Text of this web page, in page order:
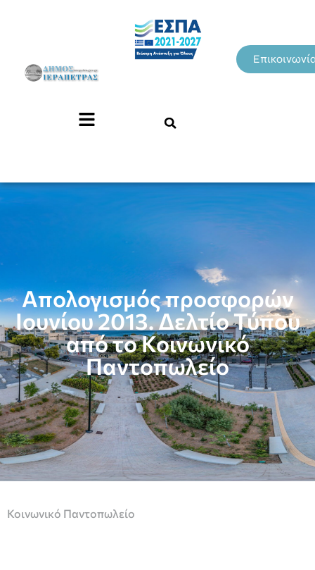
Απολογισμός προσφορών
Ιουνίου 2013. Δελτίο Τύπου
από το Κοινωνικό
Παντοπωλείο
Κοινωνικό Παντοπωλείο